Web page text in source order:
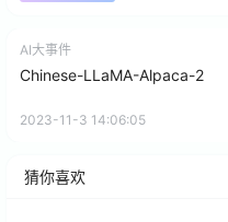
AI大事件
Chinese-LLaMA-Alpaca-2
2023-11-3 14:06:05
猜你喜欢